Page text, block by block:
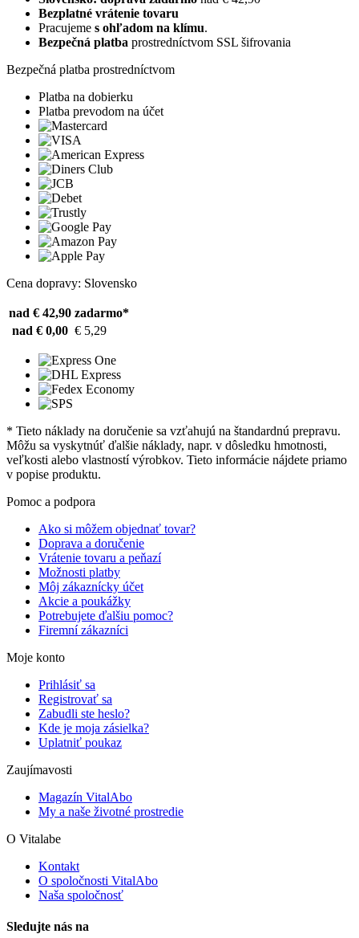
Bezplatné vrátenie tovaru
Pracujeme s ohľadom na klímu.
Bezpečná platba prostredníctvom SSL šifrovania
Bezpečná platba prostredníctvom
Platba na dobierku
Platba prevodom na účet
Cena dopravy: Slovensko
nad € 42,90 zadarmo*
nad € 0,00 € 5,29
* Tieto náklady na doručenie sa vzťahujú na štandardnú prepravu.
Môžu sa vyskytnúť ďalšie náklady, napr. v dôsledku hmotnosti,
veľkosti alebo vlastností výrobkov. Tieto informácie nájdete priamo
v popise produktu.
Pomoc a podpora
Ako si môžem objednať tovar?
Doprava a doručenie
Vrátenie tovaru a peňazí
Možnosti platby
Môj zákaznícky účet
Akcie a poukážky
Potrebujete ďalšiu pomoc?
Firemní zákazníci
Moje konto
Prihlásiť sa
Registrovať sa
Zabudli ste heslo?
Kde je moja zásielka?
Uplatniť poukaz
Zaujímavosti
Magazín VitalAbo
My a naše životné prostredie
O Vitalabe
Kontakt
O spoločnosti VitalAbo
Naša spoločnosť
Sledujte nás na